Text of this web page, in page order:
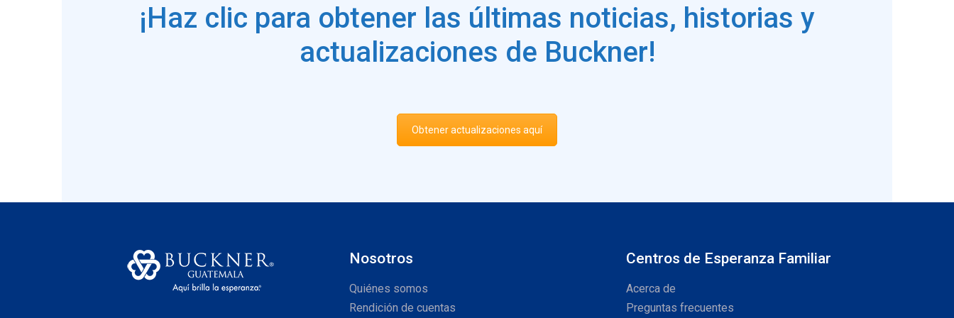
¡Haz clic para obtener las últimas noticias, historias y
actualizaciones de Buckner!
Obtener actualizaciones aquí
Nosotros
Quiénes somos
Rendición de cuentas
Centros de Esperanza Familiar
Acerca de
Preguntas frecuentes